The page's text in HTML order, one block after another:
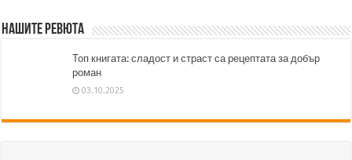
Нашите ревюта
Топ книгата: сладост и страст са рецептата за добър
роман
03.10.2025